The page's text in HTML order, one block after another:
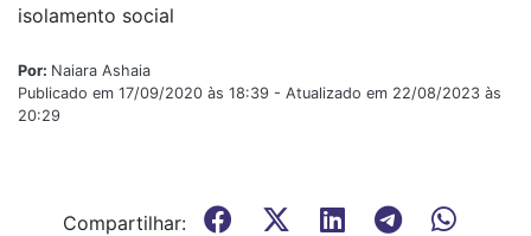
isolamento social
Por: Naiara Ashaia
Publicado em 17/09/2020 às 18:39 - Atualizado em 22/08/2023 às
20:29
Compartilhar: